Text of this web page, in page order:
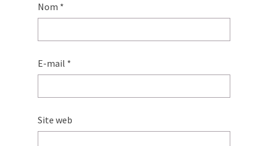
Nom *
E-mail *
Site web